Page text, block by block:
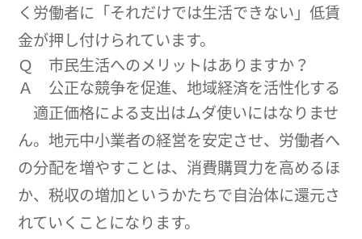
く労働者に「それだけでは生活できない」低賃
金が押し付けられています。
Ｑ 市民生活へのメリットはありますか？
Ａ 公正な競争を促進、地域経済を活性化する
適正価格による支出はムダ使いにはなりませ
ん。地元中小業者の経営を安定させ、労働者へ
の分配を増やすことは、消費購買力を高めるほ
か、税収の増加というかたちで自治体に還元さ
れていくことになります。